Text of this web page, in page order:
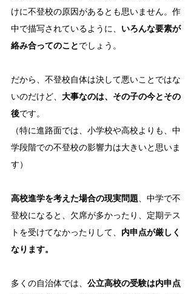
けに不登校の原因があるとも思いません。作
中で描写されているように、 いろんな要素が
絡み合ってのことでしょう。
だから、不登校自体は決して悪いことではな
いのだけど、 大事なのは、その子の今とその
後です。
（特に進路面では、小学校や高校よりも、中
学段階での不登校の影響力は大きいと思いま
す）
高校進学を考えた場合の現実問題 、中学で不
登校になると、欠席が多かったり、定期テス
トを受けてなかったりして、 内申点が厳しく
なります。
多くの自治体では、 公立高校の受験は内申点